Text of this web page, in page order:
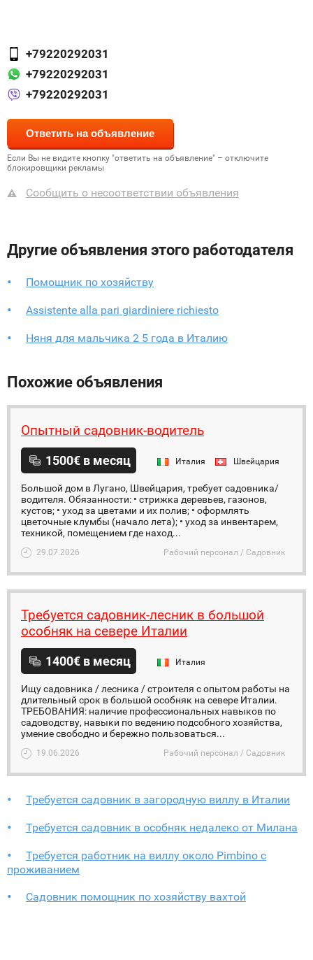
+79220292031
+79220292031
+79220292031
Если Вы не видите кнопку "ответить на объявление" – отключите
блокировщики рекламы
Сообщить о несоответствии объявления
Другие объявления этого работодателя
Помощник по хозяйству
Assistente alla pari giardiniere richiesto
Няня для мальчика 2 5 года в Италию
Похожие объявления
Опытный садовник-водитель
1500€ в месяц Италия Швейцария
Большой дом в Лугано, Швейцария, требует садовника/
водителя. Обязанности: • cтрижка деревьев, газонов,
кустов; • уход за цветами и их полив; • oформлять
цветочные клумбы (начало лета); • уход за инвентарем,
техникой, помещением где наход...
29.07.2026 Рабочий персонал / Садовник
Требуется садовник-лесник в большой
особняк на севере Италии
1400€ в месяц Италия
Ищу садовника / лесника / строителя с опытом работы на
длительный срок в большой особняк на севере Италии.
ТРЕБОВАНИЯ: наличие профессиональных навыков по
садоводству, навыки по ведению подсобного хозяйства,
умение свободно и бережно пользоваться...
19.06.2026 Рабочий персонал / Садовник
Требуется садовник в загородную виллу в Италии
Требуется садовник в особняк недалеко от Милана
Требуется работник на виллу около Pimbino с
проживанием
Садовник помощник по хозяйству вахтой